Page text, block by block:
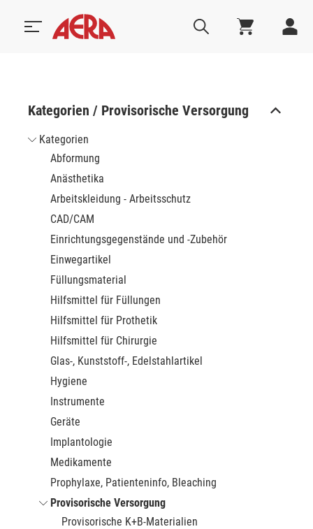
Kategorien / Provisorische Versorgung
Kategorien
Abformung
Anästhetika
Arbeitskleidung - Arbeitsschutz
CAD/CAM
Einrichtungsgegenstände und -Zubehör
Einwegartikel
Füllungsmaterial
Hilfsmittel für Füllungen
Hilfsmittel für Prothetik
Hilfsmittel für Chirurgie
Glas-, Kunststoff-, Edelstahlartikel
Hygiene
Instrumente
Geräte
Implantologie
Medikamente
Prophylaxe, Patienteninfo, Bleaching
Provisorische Versorgung
Provisorische K+B-Materialien